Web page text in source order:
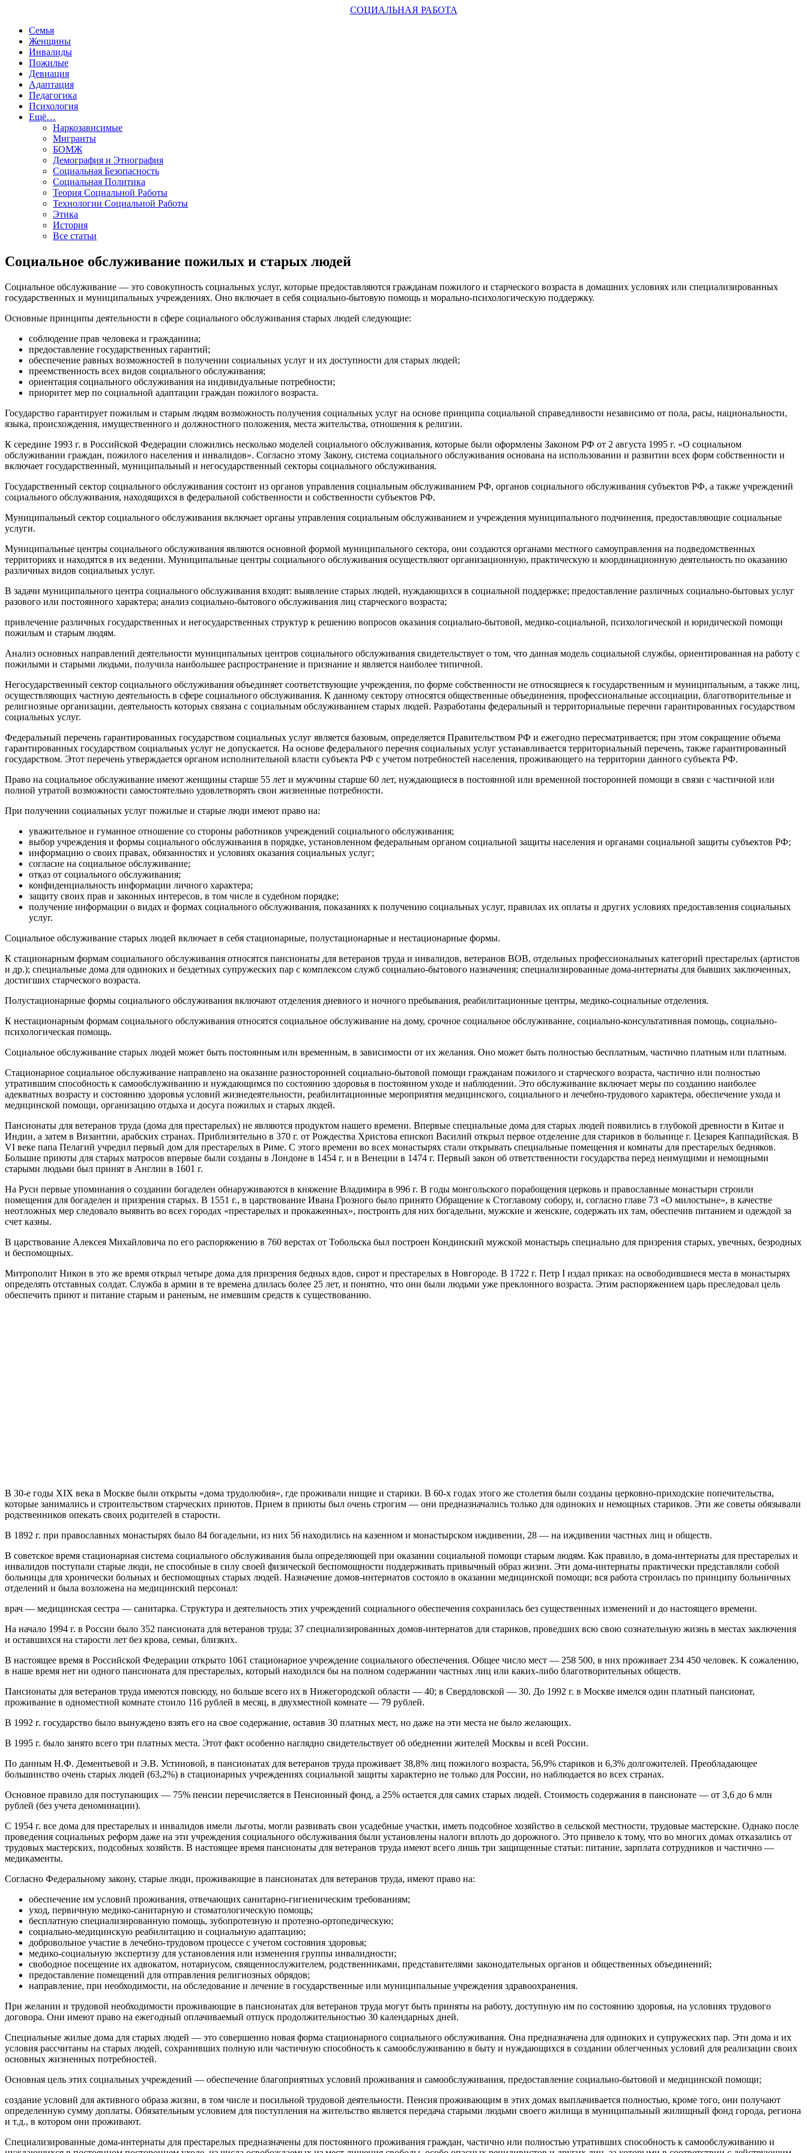
СОЦИАЛЬНАЯ РАБОТА
Семья
Женщины
Инвалиды
Пожилые
Девиация
Адаптация
Педагогика
Психология
Ещё…
Наркозависимые
Мигранты
БОМЖ
Демография и Этнография
Социальная Безопасность
Социальная Политика
Теория Социальной Работы
Технологии Социальной Работы
Этика
История
Все статьи
Социальное обслуживание пожилых и старых людей
Социальное обслуживание — это совокупность социальных услуг, которые предоставляются гражданам пожилого и старческого возраста в домашних условиях или специализированных
государственных и муниципальных учреждениях. Оно включает в себя социально-бытовую помощь и морально-психологическую поддержку.
Основные принципы деятельности в сфере социального обслуживания старых людей следующие:
соблюдение прав человека и гражданина;
предоставление государственных гарантий;
обеспечение равных возможностей в получении социальных услуг и их доступности для старых людей;
преемственность всех видов социального обслуживания;
ориентация социального обслуживания на индивидуальные потребности;
приоритет мер по социальной адаптации граждан пожилого возраста.
Государство гарантирует пожилым и старым людям возможность получения социальных услуг на основе принципа социальной справедливости независимо от пола, расы, национальности,
языка, происхождения, имущественного и должностного положения, места жительства, отношения к религии.
К середине 1993 г. в Российской Федерации сложились несколько моделей социального обслуживания, которые были оформлены Законом РФ от 2 августа 1995 г. «О социальном
обслуживании граждан, пожилого населения и инвалидов». Согласно этому Закону, система социального обслуживания основана на использовании и развитии всех форм собственности и
включает государственный, муниципальный и негосударственный секторы социального обслуживания.
Государственный сектор социального обслуживания состоит из органов управления социальным обслуживанием РФ, органов социального обслуживания субъектов РФ, а также учреждений
социального обслуживания, находящихся в федеральной собственности и собственности субъектов РФ.
Муниципальный сектор социального обслуживания включает органы управления социальным обслуживанием и учреждения муниципального подчинения, предоставляющие социальные
услуги.
Муниципальные центры социального обслуживания являются основной формой муниципального сектора, они создаются органами местного самоуправления на подведомственных
территориях и находятся в их ведении. Муниципальные центры социального обслуживания осуществляют организационную, практическую и координационную деятельность по оказанию
различных видов социальных услуг.
В задачи муниципального центра социального обслуживания входят: выявление старых людей, нуждающихся в социальной поддержке; предоставление различных социально-бытовых услуг
разового или постоянного характера; анализ социально-бытового обслуживания лиц старческого возраста;
привлечение различных государственных и негосударственных структур к решению вопросов оказания социально-бытовой, медико-социальной, психологической и юридической помощи
пожилым и старым людям.
Анализ основных направлений деятельности муниципальных центров социального обслуживания свидетельствует о том, что данная модель социальной службы, ориентированная на работу с
пожилыми и старыми людьми, получила наибольшее распространение и признание и является наиболее типичной.
Негосударственный сектор социального обслуживания объединяет соответствующие учреждения, по форме собственности не относящиеся к государственным и муниципальным, а также лиц,
осуществляющих частную деятельность в сфере социального обслуживания. К данному сектору относятся общественные объединения, профессиональные ассоциации, благотворительные и
религиозные организации, деятельность которых связана с социальным обслуживанием старых людей. Разработаны федеральный и территориальные перечни гарантированных государством
социальных услуг.
Федеральный перечень гарантированных государством социальных услуг является базовым, определяется Правительством РФ и ежегодно пересматривается; при этом сокращение объема
гарантированных государством социальных услуг не допускается. На основе федерального перечня социальных услуг устанавливается территориальный перечень, также гарантированный
государством. Этот перечень утверждается органом исполнительной власти субъекта РФ с учетом потребностей населения, проживающего на территории данного субъекта РФ.
Право на социальное обслуживание имеют женщины старше 55 лет и мужчины старше 60 лет, нуждающиеся в постоянной или временной посторонней помощи в связи с частичной или
полной утратой возможности самостоятельно удовлетворять свои жизненные потребности.
При получении социальных услуг пожилые и старые люди имеют право на:
уважительное и гуманное отношение со стороны работников учреждений социального обслуживания;
выбор учреждения и формы социального обслуживания в порядке, установленном федеральным органом социальной защиты населения и органами социальной защиты субъектов РФ;
информацию о своих правах, обязанностях и условиях оказания социальных услуг;
согласие на социальное обслуживание;
отказ от социального обслуживания;
конфиденциальность информации личного характера;
защиту своих прав и законных интересов, в том числе в судебном порядке;
получение информации о видах и формах социального обслуживания, показаниях к получению социальных услуг, правилах их оплаты и других условиях предоставления социальных
услуг.
Социальное обслуживание старых людей включает в себя стационарные, полустационарные и нестационарные формы.
К стационарным формам социального обслуживания относятся пансионаты для ветеранов труда и инвалидов, ветеранов ВОВ, отдельных профессиональных категорий престарелых (артистов
и др.); специальные дома для одиноких и бездетных супружеских пар с комплексом служб социально-бытового назначения; специализированные дома-интернаты для бывших заключенных,
достигших старческого возраста.
Полустационарные формы социального обслуживания включают отделения дневного и ночного пребывания, реабилитационные центры, медико-социальные отделения.
К нестационарным формам социального обслуживания относятся социальное обслуживание на дому, срочное социальное обслуживание, социально-консультативная помощь, социально-
психологическая помощь.
Социальное обслуживание старых людей может быть постоянным или временным, в зависимости от их желания. Оно может быть полностью бесплатным, частично платным или платным.
Стационарное социальное обслуживание направлено на оказание разносторонней социально-бытовой помощи гражданам пожилого и старческого возраста, частично или полностью
утратившим способность к самообслуживанию и нуждающимся по состоянию здоровья в постоянном уходе и наблюдении. Это обслуживание включает меры по созданию наиболее
адекватных возрасту и состоянию здоровья условий жизнедеятельности, реабилитационные мероприятия медицинского, социального и лечебно-трудового характера, обеспечение ухода и
медицинской помощи, организацию отдыха и досуга пожилых и старых людей.
Пансионаты для ветеранов труда (дома для престарелых) не являются продуктом нашего времени. Впервые специальные дома для старых людей появились в глубокой древности в Китае и
Индии, а затем в Византии, арабских странах. Приблизительно в 370 г. от Рождества Христова епископ Василий открыл первое отделение для стариков в больнице г. Цезарея Каппадийская. В
VI веке папа Пелагий учредил первый дом для престарелых в Риме. С этого времени во всех монастырях стали открывать специальные помещения и комнаты для престарелых бедняков.
Большие приюты для старых матросов впервые были созданы в Лондоне в 1454 г. и в Венеции в 1474 г. Первый закон об ответственности государства перед неимущими и немощными
старыми людьми был принят в Англии в 1601 г.
На Руси первые упоминания о создании богаделен обнаруживаются в княжение Владимира в 996 г. В годы монгольского порабощения церковь и православные монастыри строили
помещения для богаделен и призрения старых. В 1551 г., в царствование Ивана Грозного было принято Обращение к Стоглавому собору, и, согласно главе 73 «О милостыне», в качестве
неотложных мер следовало выявить во всех городах «престарелых и прокаженных», построить для них богадельни, мужские и женские, содержать их там, обеспечив питанием и одеждой за
счет казны.
В царствование Алексея Михайловича по его распоряжению в 760 верстах от Тобольска был построен Кондинский мужской монастырь специально для призрения старых, увечных, безродных
и беспомощных.
Митрополит Никон в это же время открыл четыре дома для призрения бедных вдов, сирот и престарелых в Новгороде. В 1722 г. Петр I издал приказ: на освободившиеся места в монастырях
определять отставных солдат. Служба в армии в те времена длилась более 25 лет, и понятно, что они были людьми уже преклонного возраста. Этим распоряжением царь преследовал цель
обеспечить приют и питание старым и раненым, не имевшим средств к существованию.
В 30-е годы XIX века в Москве были открыты «дома трудолюбия», где проживали нищие и старики. В 60-х годах этого же столетия были созданы церковно-приходские попечительства,
которые занимались и строительством старческих приютов. Прием в приюты был очень строгим — они предназначались только для одиноких и немощных стариков. Эти же советы обязывали
родственников опекать своих родителей в старости.
В 1892 г. при православных монастырях было 84 богадельни, из них 56 находились на казенном и монастырском иждивении, 28 — на иждивении частных лиц и обществ.
В советское время стационарная система социального обслуживания была определяющей при оказании социальной помощи старым людям. Как правило, в дома-интернаты для престарелых и
инвалидов поступали старые люди, не способные в силу своей физической беспомощности поддерживать привычный образ жизни. Эти дома-интернаты практически представляли собой
больницы для хронически больных и беспомощных старых людей. Назначение домов-интернатов состояло в оказании медицинской помощи; вся работа строилась по принципу больничных
отделений и была возложена на медицинский персонал:
врач — медицинская сестра — санитарка. Структура и деятельность этих учреждений социального обеспечения сохранилась без существенных изменений и до настоящего времени.
На начало 1994 г. в России было 352 пансионата для ветеранов труда; 37 специализированных домов-интернатов для стариков, проведших всю свою сознательную жизнь в местах заключения
и оставшихся на старости лет без крова, семьи, близких.
В настоящее время в Российской Федерации открыто 1061 стационарное учреждение социального обеспечения. Общее число мест — 258 500, в них проживает 234 450 человек. К сожалению,
в наше время нет ни одного пансионата для престарелых, который находился бы на полном содержании частных лиц или каких-либо благотворительных обществ.
Пансионаты для ветеранов труда имеются повсюду, но больше всего их в Нижегородской области — 40; в Свердловской — 30. До 1992 г. в Москве имелся один платный пансионат,
проживание в одноместной комнате стоило 116 рублей в месяц, в двухместной комнате — 79 рублей.
В 1992 г. государство было вынуждено взять его на свое содержание, оставив 30 платных мест, но даже на эти места не было желающих.
В 1995 г. было занято всего три платных места. Этот факт особенно наглядно свидетельствует об обеднении жителей Москвы и всей России.
По данным Н.Ф. Дементьевой и Э.В. Устиновой, в пансионатах для ветеранов труда проживает 38,8% лиц пожилого возраста, 56,9% стариков и 6,3% долгожителей. Преобладающее
большинство очень старых людей (63,2%) в стационарных учреждениях социальной защиты характерно не только для России, но наблюдается во всех странах.
Основное правило для поступающих — 75% пенсии перечисляется в Пенсионный фонд, а 25% остается для самих старых людей. Стоимость содержания в пансионате — от 3,6 до 6 млн
рублей (без учета деноминации).
С 1954 г. все дома для престарелых и инвалидов имели льготы, могли развивать свои усадебные участки, иметь подсобное хозяйство в сельской местности, трудовые мастерские. Однако после
проведения социальных реформ даже на эти учреждения социального обслуживания были установлены налоги вплоть до дорожного. Это привело к тому, что во многих домах отказались от
трудовых мастерских, подсобных хозяйств. В настоящее время пансионаты для ветеранов труда имеют всего лишь три защищенные статьи: питание, зарплата сотрудников и частично —
медикаменты.
Согласно Федеральному закону, старые люди, проживающие в пансионатах для ветеранов труда, имеют право на:
обеспечение им условий проживания, отвечающих санитарно-гигиеническим требованиям;
уход, первичную медико-санитарную и стоматологическую помощь;
бесплатную специализированную помощь, зубопротезную и протезно-ортопедическую;
социально-медицинскую реабилитацию и социальную адаптацию;
добровольное участие в лечебно-трудовом процессе с учетом состояния здоровья;
медико-социальную экспертизу для установления или изменения группы инвалидности;
свободное посещение их адвокатом, нотариусом, священнослужителем, родственниками, представителями законодательных органов и общественных объединений;
предоставление помещений для отправления религиозных обрядов;
направление, при необходимости, на обследование и лечение в государственные или муниципальные учреждения здравоохранения.
При желании и трудовой необходимости проживающие в пансионатах для ветеранов труда могут быть приняты на работу, доступную им по состоянию здоровья, на условиях трудового
договора. Они имеют право на ежегодный оплачиваемый отпуск продолжительностью 30 календарных дней.
Специальные жилые дома для старых людей — это совершенно новая форма стационарного социального обслуживания. Она предназначена для одиноких и супружеских пар. Эти дома и их
условия рассчитаны на старых людей, сохранивших полную или частичную способность к самообслуживанию в быту и нуждающихся в создании облегченных условий для реализации своих
основных жизненных потребностей.
Основная цель этих социальных учреждений — обеспечение благоприятных условий проживания и самообслуживания, предоставление социально-бытовой и медицинской помощи;
создание условий для активного образа жизни, в том числе и посильной трудовой деятельности. Пенсия проживающим в этих домах выплачивается полностью, кроме того, они получают
определенную сумму доплаты. Обязательным условием для поступления на жительство является передача старыми людьми своего жилища в муниципальный жилищный фонд города, региона
и т.д., в котором они проживают.
Специализированные дома-интернаты для престарелых предназначены для постоянного проживания граждан, частично или полностью утративших способность к самообслуживанию и